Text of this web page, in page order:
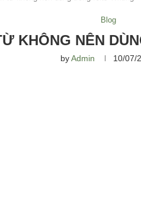
Blog
KHÔNG NÊN
byAdmin 10/07/